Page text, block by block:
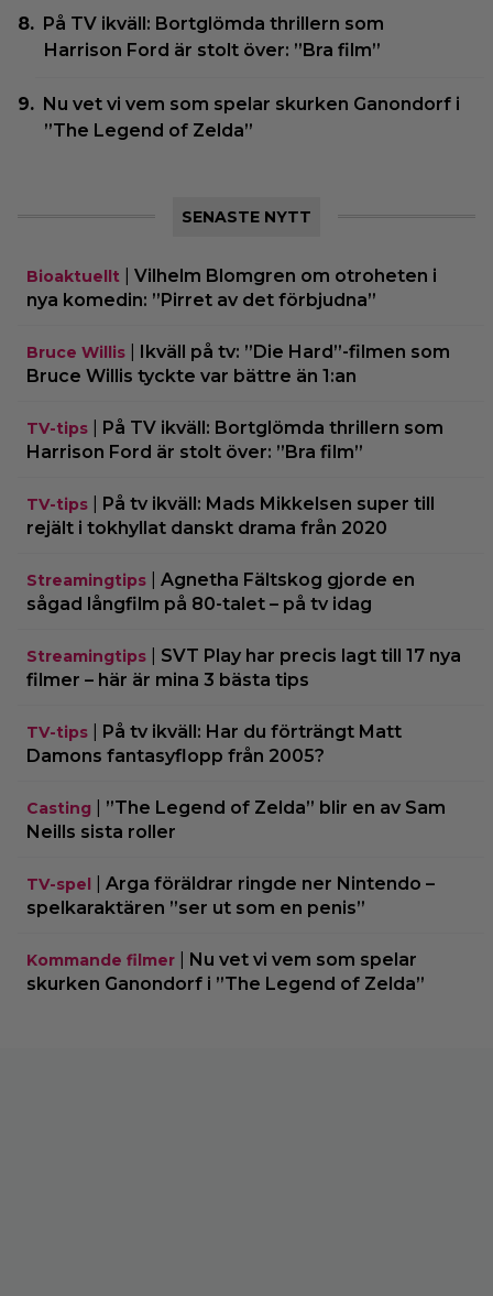
På TV ikväll: Bortglömda thrillern som
Harrison Ford är stolt över: ”Bra film”
Nu vet vi vem som spelar skurken Ganondorf i
”The Legend of Zelda”
SENASTE NYTT
Bioaktuellt
Vilhelm Blomgren om otroheten i
nya komedin: ”Pirret av det förbjudna”
Bruce Willis
Ikväll på tv: ”Die Hard”-filmen som
Bruce Willis tyckte var bättre än 1:an
TV-tips
På TV ikväll: Bortglömda thrillern som
Harrison Ford är stolt över: ”Bra film”
TV-tips
På tv ikväll: Mads Mikkelsen super till
rejält i tokhyllat danskt drama från 2020
Streamingtips
Agnetha Fältskog gjorde en
sågad långfilm på 80-talet – på tv idag
Streamingtips
SVT Play har precis lagt till 17 nya
filmer – här är mina 3 bästa tips
TV-tips
På tv ikväll: Har du förträngt Matt
Damons fantasyflopp från 2005?
Casting
”The Legend of Zelda” blir en av Sam
Neills sista roller
TV-spel
Arga föräldrar ringde ner Nintendo –
spelkaraktären ”ser ut som en penis”
Kommande filmer
Nu vet vi vem som spelar
skurken Ganondorf i ”The Legend of Zelda”